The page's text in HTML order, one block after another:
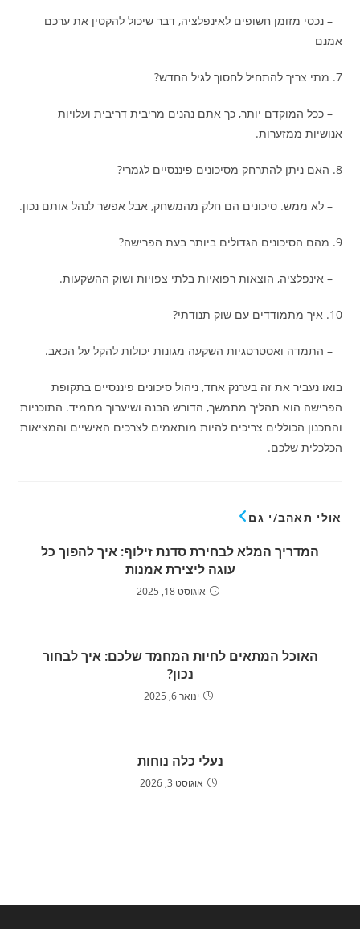
– נכסי מזומן חשופים לאינפלציה, דבר שיכול להקטין את ערכם
אמנם
7. מתי צריך להתחיל לחסוך לגיל החדש?
– ככל המוקדם יותר, כך אתם נהנים מריבית דריבית ועלויות
אנושיות ממזערות.
8. האם ניתן להתרחק מסיכונים פיננסיים לגמרי?
– לא ממש. סיכונים הם חלק מהמשחק, אבל אפשר לנהל אותם נכון.
9. מהם הסיכונים הגדולים ביותר בעת הפרישה?
– אינפלציה, הוצאות רפואיות בלתי צפויות ושוק ההשקעות.
10. איך מתמודדים עם שוק תנודתי?
– התמדה ואסטרטגיות השקעה מגונות יכולות להקל על הכאב.
בואו נעביר את זה בערנק אחד, ניהול סיכונים פיננסיים בתקופת
הפרישה הוא תהליך מתמשך, הדורש הבנה ושיערוך מתמיד. התוכניות
והתכנון הכוללים צריכים להיות מותאמים לצרכים האישיים והמציאות
הכלכלית שלכם.
אולי תאהב/י גם
המדריך המלא לבחירת סדנת זילוף: איך להפוך כל
עוגה ליצירת אמנות
אוגוסט 18, 2025
האוכל המתאים לחיות המחמד שלכם: איך לבחור
נכון?
ינואר 6, 2025
נעלי כלה נוחות
אוגוסט 3, 2026